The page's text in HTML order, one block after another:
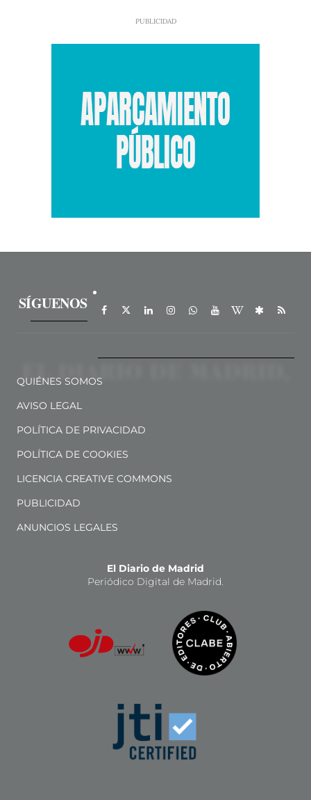
SÍGUENOS
QUIÉNES SOMOS
AVISO LEGAL
POLÍTICA DE PRIVACIDAD
POLÍTICA DE COOKIES
LICENCIA CREATIVE COMMONS
PUBLICIDAD
ANUNCIOS LEGALES
El Diario de Madrid
Periódico Digital de Madrid.